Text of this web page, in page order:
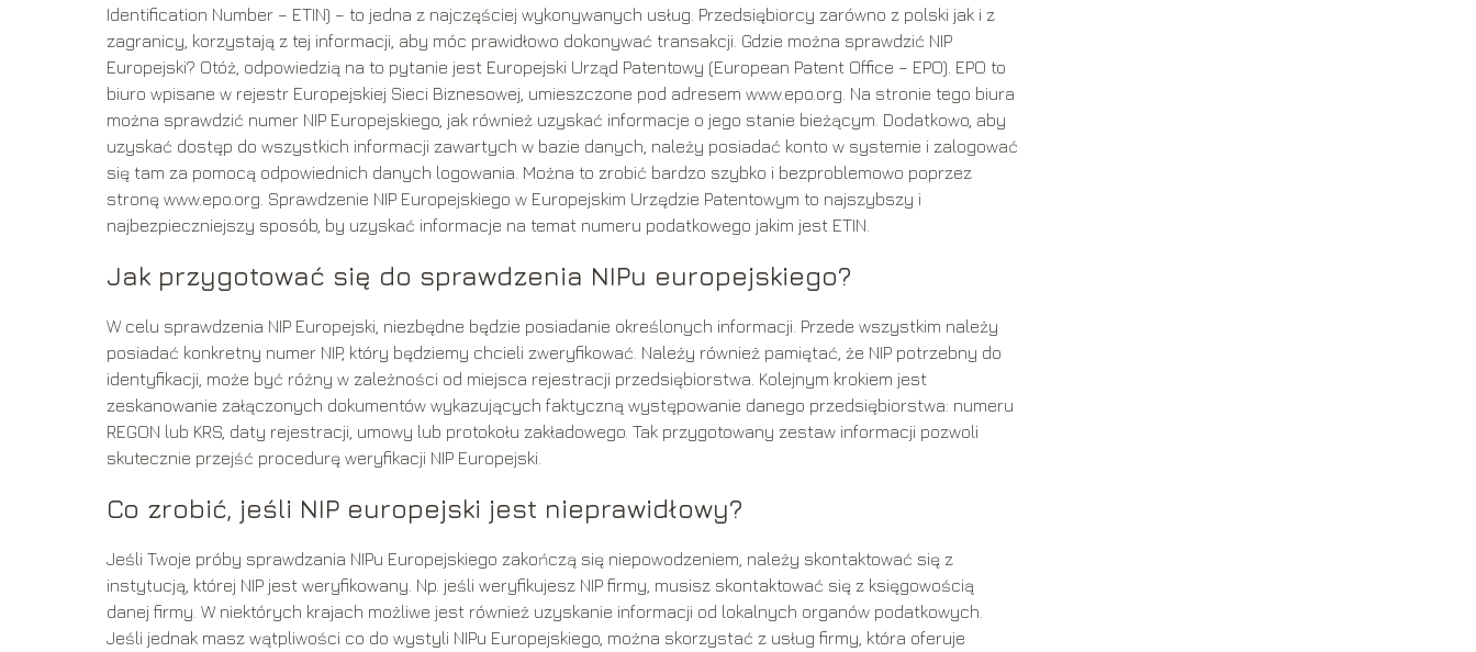
Identification Number – ETIN) – to jedna z najczęściej wykonywanych usług. Przedsiębiorcy zarówno z polski jak i z
zagranicy, korzystają z tej informacji, aby móc prawidłowo dokonywać transakcji. Gdzie można sprawdzić NIP
Europejski? Otóż, odpowiedzią na to pytanie jest Europejski Urząd Patentowy (European Patent Office – EPO). EPO to
biuro wpisane w rejestr Europejskiej Sieci Biznesowej, umieszczone pod adresem www.epo.org. Na stronie tego biura
można sprawdzić numer NIP Europejskiego, jak również uzyskać informacje o jego stanie bieżącym. Dodatkowo, aby
uzyskać dostęp do wszystkich informacji zawartych w bazie danych, należy posiadać konto w systemie i zalogować
się tam za pomocą odpowiednich danych logowania. Można to zrobić bardzo szybko i bezproblemowo poprzez
stronę www.epo.org. Sprawdzenie NIP Europejskiego w Europejskim Urzędzie Patentowym to najszybszy i
najbezpieczniejszy sposób, by uzyskać informacje na temat numeru podatkowego jakim jest ETIN.
Jak przygotować się do sprawdzenia NIPu europejskiego?
W celu sprawdzenia NIP Europejski, niezbędne będzie posiadanie określonych informacji. Przede wszystkim należy
posiadać konkretny numer NIP, który będziemy chcieli zweryfikować. Należy również pamiętać, że NIP potrzebny do
identyfikacji, może być różny w zależności od miejsca rejestracji przedsiębiorstwa. Kolejnym krokiem jest
zeskanowanie załączonych dokumentów wykazujących faktyczną występowanie danego przedsiębiorstwa: numeru
REGON lub KRS, daty rejestracji, umowy lub protokołu zakładowego. Tak przygotowany zestaw informacji pozwoli
skutecznie przejść procedurę weryfikacji NIP Europejski.
Co zrobić, jeśli NIP europejski jest nieprawidłowy?
Jeśli Twoje próby sprawdzania NIPu Europejskiego zakończą się niepowodzeniem, należy skontaktować się z
instytucją, której NIP jest weryfikowany. Np. jeśli weryfikujesz NIP firmy, musisz skontaktować się z księgowością
danej firmy. W niektórych krajach możliwe jest również uzyskanie informacji od lokalnych organów podatkowych.
Jeśli jednak masz wątpliwości co do wystyli NIPu Europejskiego, można skorzystać z usług firmy, która oferuje